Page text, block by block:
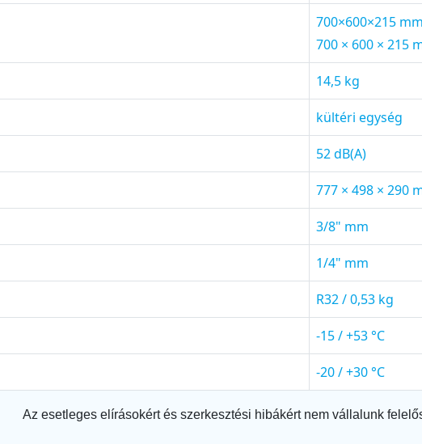
700×600×215 mm
700 × 600 × 215
14,5 kg
kültéri egység
52 dB(A)
777 × 498 × 290
3/8" mm
1/4" mm
R32 / 0,53 kg
-15 / +53 °C
-20 / +30 °C
Az esetleges elírásokért és szerkesztési hibákért nem vállalunk